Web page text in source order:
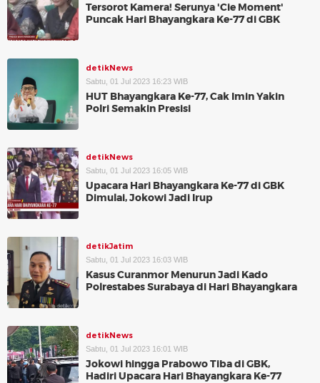
Tersorot Kamera! Serunya 'Cie Moment'
Puncak Hari Bhayangkara Ke-77 di GBK
detikNews
Sabtu, 01 Jul 2023 16:23 WIB
HUT Bhayangkara Ke-77, Cak Imin Yakin
Polri Semakin Presisi
detikNews
Sabtu, 01 Jul 2023 16:05 WIB
Upacara Hari Bhayangkara Ke-77 di GBK
Dimulai, Jokowi Jadi Irup
detikJatim
Sabtu, 01 Jul 2023 16:03 WIB
Kasus Curanmor Menurun Jadi Kado
Polrestabes Surabaya di Hari Bhayangkara
detikNews
Sabtu, 01 Jul 2023 16:01 WIB
Jokowi hingga Prabowo Tiba di GBK,
Hadiri Upacara Hari Bhayangkara Ke-77